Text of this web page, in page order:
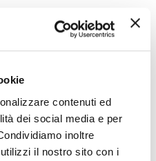
contenuti ed
dei social media e per
inoltre
il nostro sito con i